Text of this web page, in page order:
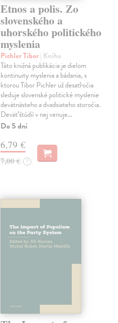
Etnos a polis. Zo
slovenského a
uhorského politického
myslenia
Pichler Tibor| Kniha
Táto knižná publikácia je dielom
kontinuity myslenia a bádania, s
ktorou Tibor Pichler už desaťročia
sleduje slovenské politické myslenie
devätnásteho a dvadsiateho storočia.
Deväť štúdií v nej venuje…
Do 5 dní
6,79 €
7,00 € ?